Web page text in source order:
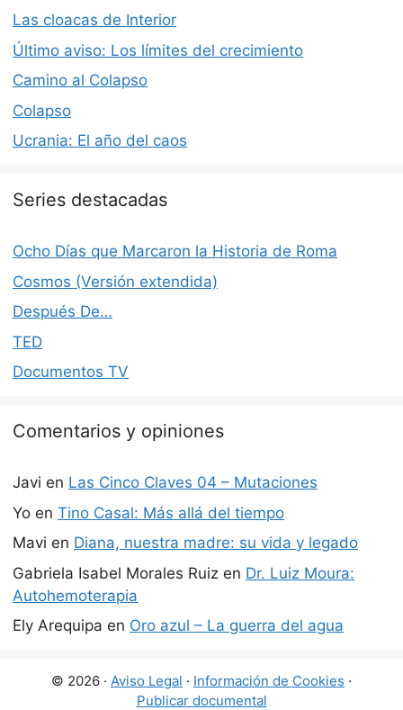
Las cloacas de Interior
Último aviso: Los límites del crecimiento
Camino al Colapso
Colapso
Ucrania: El año del caos
Series destacadas
Ocho Días que Marcaron la Historia de Roma
Cosmos (Versión extendida)
Después De…
TED
Documentos TV
Comentarios y opiniones
Javi en Las Cinco Claves 04 – Mutaciones
Yo en Tino Casal: Más allá del tiempo
Mavi en Diana, nuestra madre: su vida y legado
Gabriela Isabel Morales Ruiz en Dr. Luiz Moura:
Autohemoterapia
Ely Arequipa en Oro azul – La guerra del agua
© 2026 · Aviso Legal · Información de Cookies ·
Publicar documental